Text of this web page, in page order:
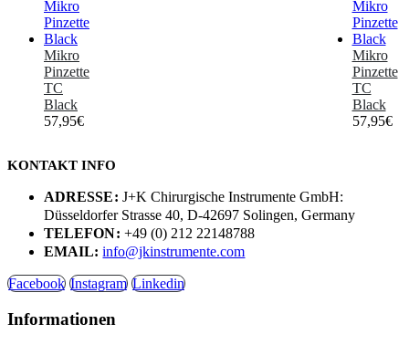
Mikro
Pinzette
TC
Black
57,95€
Mikro
Pinzette
TC
Black
57,95€
KONTAKT INFO
ADRESSE: J+K Chirurgische Instrumente GmbH:
Düsseldorfer Strasse 40, D-42697 Solingen, Germany
TELEFON: +49 (0) 212 22148788
EMAIL: info@jkinstrumente.com
Facebook Instagram Linkedin
Informationen